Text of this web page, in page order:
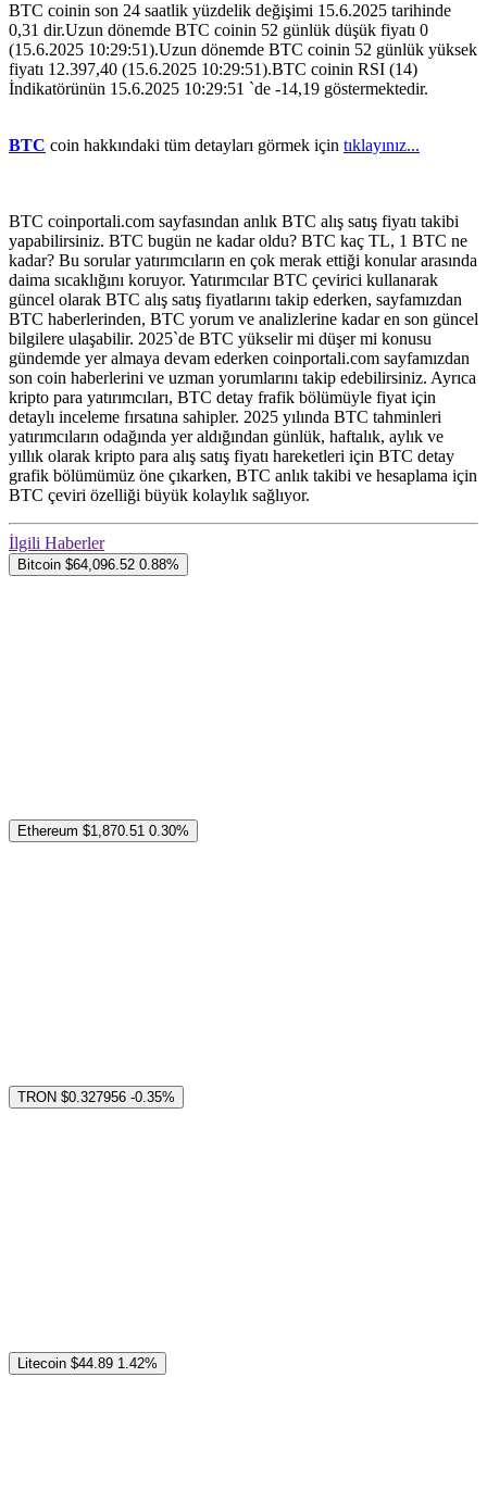
BTC coinin son 24 saatlik yüzdelik değişimi 15.6.2025 tarihinde
0,31 dir.Uzun dönemde BTC coinin 52 günlük düşük fiyatı 0
(15.6.2025 10:29:51).Uzun dönemde BTC coinin 52 günlük yüksek
fiyatı 12.397,40 (15.6.2025 10:29:51).BTC coinin RSI (14)
İndikatörünün 15.6.2025 10:29:51 `de -14,19 göstermektedir.
BTC coin hakkındaki tüm detayları görmek için tıklayınız...
BTC coinportali.com sayfasından anlık BTC alış satış fiyatı takibi
yapabilirsiniz. BTC bugün ne kadar oldu? BTC kaç TL, 1 BTC ne
kadar? Bu sorular yatırımcıların en çok merak ettiği konular arasında
daima sıcaklığını koruyor. Yatırımcılar BTC çevirici kullanarak
güncel olarak BTC alış satış fiyatlarını takip ederken, sayfamızdan
BTC haberlerinden, BTC yorum ve analizlerine kadar en son güncel
bilgilere ulaşabilir. 2025`de BTC yükselir mi düşer mi konusu
gündemde yer almaya devam ederken coinportali.com sayfamızdan
son coin haberlerini ve uzman yorumlarını takip edebilirsiniz. Ayrıca
kripto para yatırımcıları, BTC detay frafik bölümüyle fiyat için
detaylı inceleme fırsatına sahipler. 2025 yılında BTC tahminleri
yatırımcıların odağında yer aldığından günlük, haftalık, aylık ve
yıllık olarak kripto para alış satış fiyatı hareketleri için BTC detay
grafik bölümümüz öne çıkarken, BTC anlık takibi ve hesaplama için
BTC çeviri özelliği büyük kolaylık sağlıyor.
İlgili Haberler
Bitcoin $64,096.52 0.88%
Ethereum $1,870.51 0.30%
TRON $0.327956 -0.35%
Litecoin $44.89 1.42%